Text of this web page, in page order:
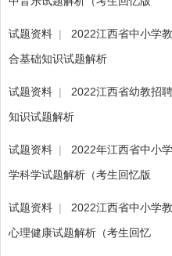
试题资料 |
2022江西省中小学
合基础知识试题解析
试题资料 |
2022江西省幼教招
知识试题解析
试题资料 |
2022年江西省中小
学科学试题解析（考生回忆版
试题资料 |
2022江西省中小学
心理健康试题解析（考生回忆